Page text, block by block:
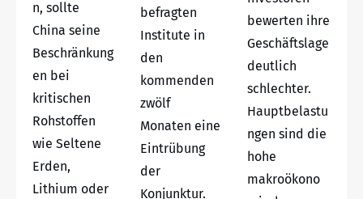
n, sollte
China seine
Beschränkung
en bei
kritischen
Rohstoffen
wie Seltene
Erden,
Lithium oder
befragten
Institute in
den
kommenden
zwölf
Monaten eine
Eintrübung
der
Konjunktur.
bewerten ihre
Geschäftslage
deutlich
schlechter.
Hauptbelastu
ngen sind die
hohe
makroökono